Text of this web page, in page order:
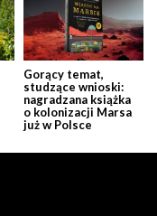
Gorący temat,
studzące wnioski:
nagradzana książka
o kolonizacji Marsa
już w Polsce